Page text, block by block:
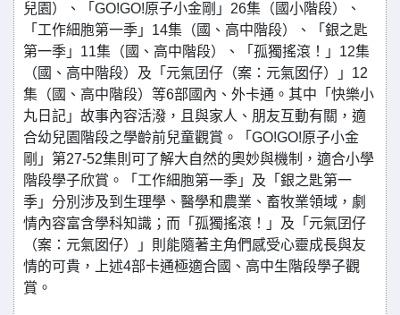
兒園）、「GO!GO!原子小金剛」26集（國小階段）、
「工作細胞第一季」14集（國、高中階段）、「銀之匙
第一季」11集（國、高中階段）、「孤獨搖滾！」12集
（國、高中階段）及「元氣囝仔（案：元氣囡仔）」12
集（國、高中階段）等6部國內、外卡通。其中「快樂小
丸日記」故事內容活潑，且與家人、朋友互動有關，適
合幼兒園階段之學齡前兒童觀賞。「GO!GO!原子小金
剛」第27-52集則可了解大自然的奧妙與機制，適合小學
階段學子欣賞。「工作細胞第一季」及「銀之匙第一
季」分別涉及到生理學、醫學和農業、畜牧業領域，劇
情內容富含學科知識；而「孤獨搖滾！」及「元氣囝仔
（案：元氣囡仔）」則能隨著主角們感受心靈成長與友
情的可貴，上述4部卡通極適合國、高中生階段學子觀
賞。